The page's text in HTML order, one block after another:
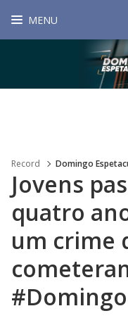
MENU
Record Domingo
Jovens
quatro
um crime